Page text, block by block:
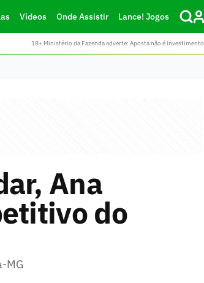
Vídeos Onde Assistir Lance! Jogos
18+ Ministério da Fazenda adverte: Aposta não é investimento
Ana
do
MG